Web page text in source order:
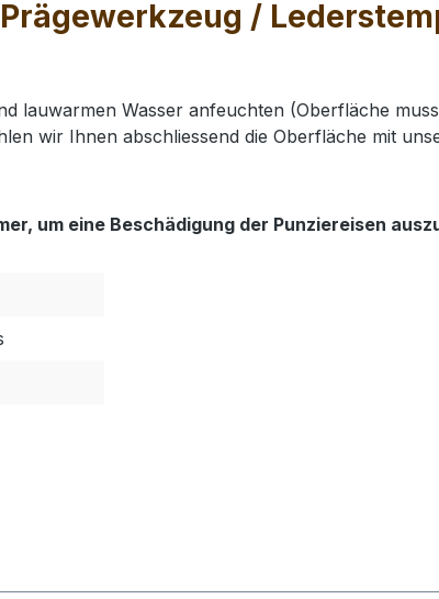
/
lauwarmen Wasser anfeuchten (Oberfläche
wir Ihnen abschliessend die Oberfläche mit
um eine Beschädigung der Punziereisen